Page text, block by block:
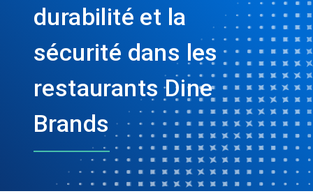
durabilité et la
sécurité dans les
restaurants Dine
Brands​​​​​​​